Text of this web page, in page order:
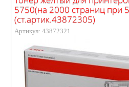
5750(на 2000 страниц при
(ст.артик.43872305)
Артикул: 43872321